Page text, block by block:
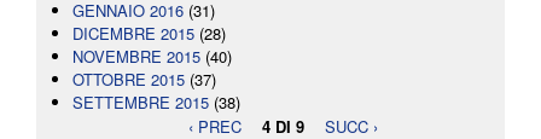
GENNAIO 2016 (31)
DICEMBRE 2015 (28)
NOVEMBRE 2015 (40)
OTTOBRE 2015 (37)
SETTEMBRE 2015 (38)
‹ PREC
4 DI 9 SUCC ›